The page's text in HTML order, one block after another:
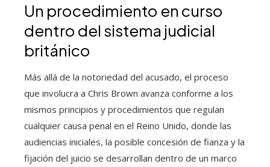
Un procedimiento en curso
dentro del sistema judicial
británico
Más allá de la notoriedad del acusado, el proceso
que involucra a Chris Brown avanza conforme a los
mismos principios y procedimientos que regulan
cualquier causa penal en el Reino Unido, donde las
audiencias iniciales, la posible concesión de fianza y la
fijación del juicio se desarrollan dentro de un marco